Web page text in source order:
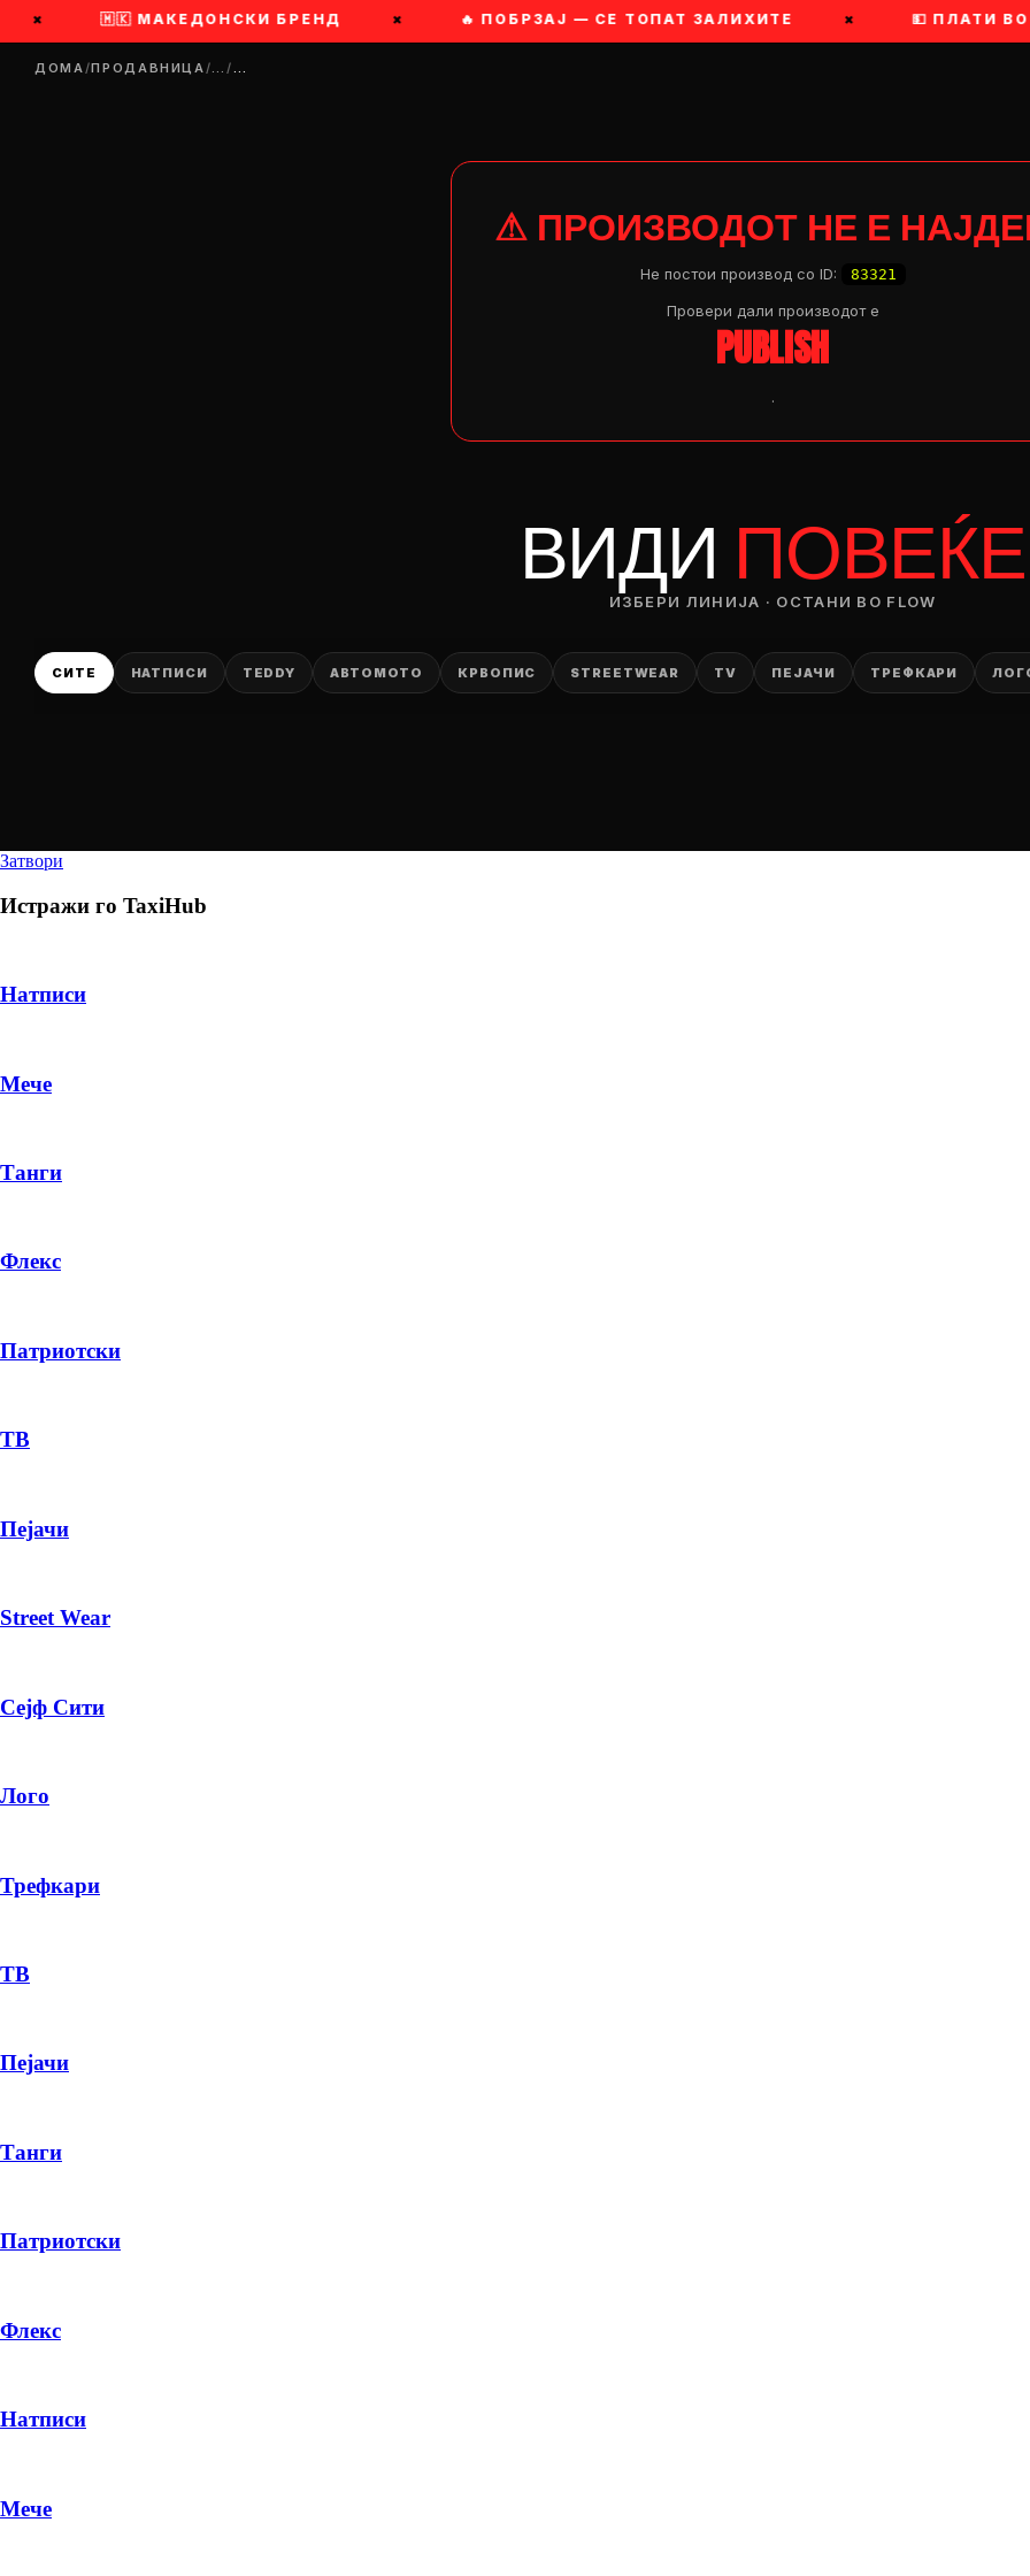
🇲🇰 МАКЕДОНСКИ БРЕНД 🔥 ПОБРЗАЈ — СЕ ТОПАТ ЗАЛИХИТЕ 💵 ПЛАТИ ВО
ДОМА/ПРОДАВНИЦА/…/…
⚠ ПРОИЗВОДОТ НЕ Е
Не постои производ со ID: 83321
Провери дали производот e
PUBLISH
.
ВИДИ ПОВЕЌЕ
ИЗБЕРИ ЛИНИЈА · ОСТАНИ ВО FLOW
СИТЕ НАТПИСИ TEDDY АВТОМОТО КРВОПИС STREETWEAR TV ПЕЈАЧИ ТРЕФКАРИ
Затвори
Истражи го TaxiHub
Натписи
Мече
Танги
Флекс
Патриотски
ТВ
Пејачи
Street Wear
Сејф Сити
Лого
Трефкари
ТВ
Пејачи
Танги
Патриотски
Флекс
Натписи
Мече